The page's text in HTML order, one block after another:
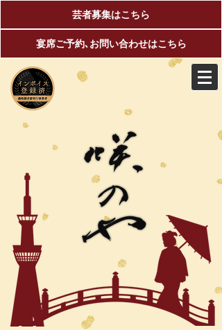
芸者募集はこちら
宴席ご予約､お問い合わせはこちら